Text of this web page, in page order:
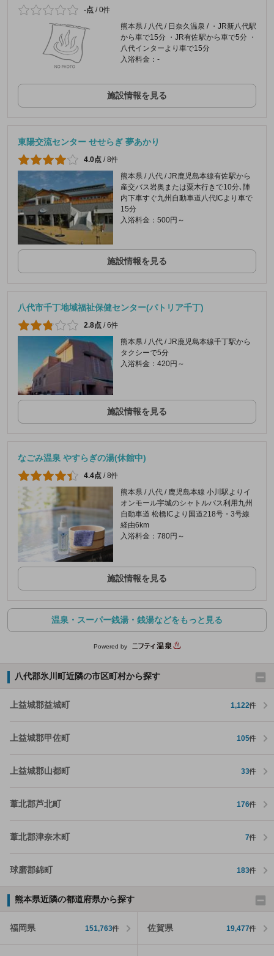
-点 /0件
熊本県 / 八代 / 日奈久温泉 / ・JR新八代駅
から車で15分 ・JR有佐駅から車で5分 ・
八代インターより車で15分
入浴料金：-
施設情報を見る
東陽交流センター せせらぎ 夢あかり
4.0点 /8件
熊本県 / 八代 / JR鹿児島本線有佐駅から
産交バス岩奥または粟木行きで10分､陣
内下車すぐ九州自動車道八代ICより車で
15分
入浴料金：500円～
施設情報を見る
八代市千丁地域福祉保健センター(パトリア千丁)
2.8点 /6件
熊本県 / 八代 / JR鹿児島本線千丁駅から
タクシーで5分
入浴料金：420円～
施設情報を見る
なごみ温泉 やすらぎの湯(休館中)
4.4点 /8件
熊本県 / 八代 / 鹿児島本線 小川駅よりイ
オンモール宇城のシャトルバス利用九州
自動車道 松橋ICより国道218号・3号線
経由6km
入浴料金：780円～
施設情報を見る
温泉・スーパー銭湯・銭湯などをもっと見る
Powered by
八代郡氷川町近隣の市区町村から探す
上益城郡益城町 1,122件
上益城郡甲佐町 105件
上益城郡山都町 33件
葦北郡芦北町 176件
葦北郡津奈木町 7件
球磨郡錦町 183件
熊本県近隣の都道府県から探す
福岡県 151,763件 佐賀県 19,477件